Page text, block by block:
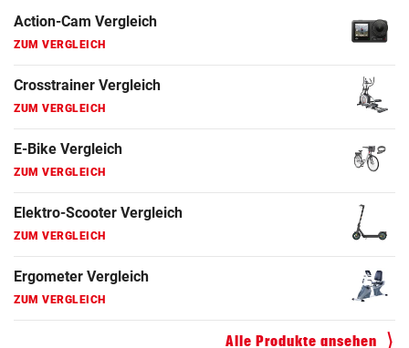
Action-Cam Vergleich
ZUM VERGLEICH
Crosstrainer Vergleich
ZUM VERGLEICH
E-Bike Vergleich
ZUM VERGLEICH
Elektro-Scooter Vergleich
ZUM VERGLEICH
Ergometer Vergleich
ZUM VERGLEICH
Alle Produkte ansehen